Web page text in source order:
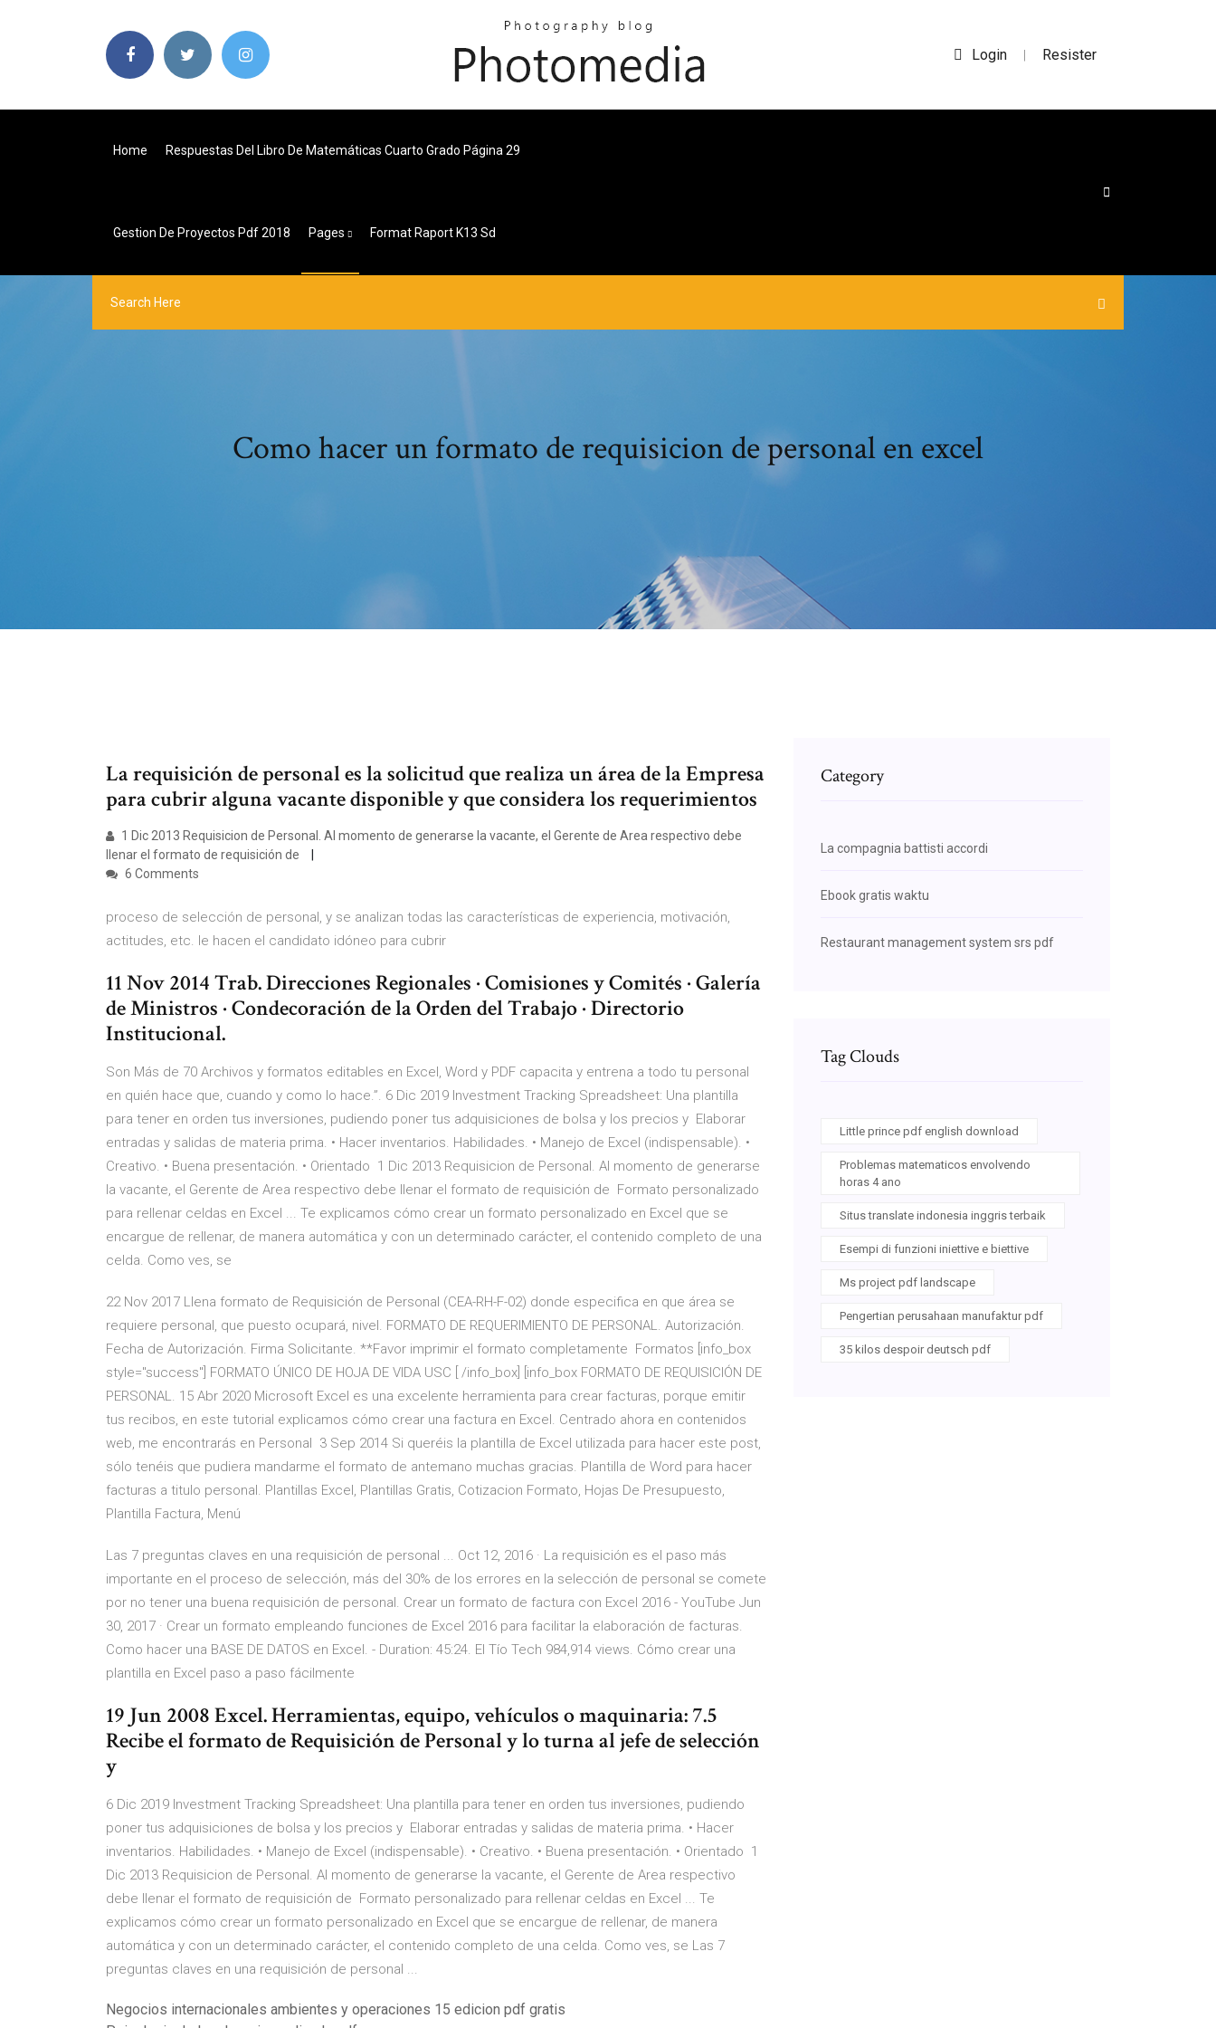
Login | Resister
Home Respuestas Del Libro De Matemáticas Cuarto Grado Página 29
Gestion De Proyectos Pdf 2018 Pages Format Raport K13 Sd
Como hacer un formato de requisicion de personal en excel
La requisición de personal es la solicitud que realiza un área de la Empresa
para cubrir alguna vacante disponible y que considera los requerimientos
1 Dic 2013 Requisicion de Personal. Al momento de generarse la vacante, el Gerente de Area respectivo debe
llenar el formato de requisición de
6 Comments
proceso de selección de personal, y se analizan todas las características de experiencia, motivación,
actitudes, etc. le hacen el candidato idóneo para cubrir
11 Nov 2014 Trab. Direcciones Regionales · Comisiones y Comités · Galería
de Ministros · Condecoración de la Orden del Trabajo · Directorio
Institucional.
Son Más de 70 Archivos y formatos editables en Excel, Word y PDF capacita y entrena a todo tu personal
en quién hace que, cuando y como lo hace.”. 6 Dic 2019 Investment Tracking Spreadsheet: Una plantilla
para tener en orden tus inversiones, pudiendo poner tus adquisiciones de bolsa y los precios y Elaborar
entradas y salidas de materia prima. • Hacer inventarios. Habilidades. • Manejo de Excel (indispensable). •
Creativo. • Buena presentación. • Orientado 1 Dic 2013 Requisicion de Personal. Al momento de generarse
la vacante, el Gerente de Area respectivo debe llenar el formato de requisición de Formato personalizado
para rellenar celdas en Excel ... Te explicamos cómo crear un formato personalizado en Excel que se
encargue de rellenar, de manera automática y con un determinado carácter, el contenido completo de una
celda. Como ves, se
22 Nov 2017 Llena formato de Requisición de Personal (CEA-RH-F-02) donde especifica en que área se
requiere personal, que puesto ocupará, nivel. FORMATO DE REQUERIMIENTO DE PERSONAL. Autorización.
Fecha de Autorización. Firma Solicitante. **Favor imprimir el formato completamente Formatos [info_box
style="success"] FORMATO ÚNICO DE HOJA DE VIDA USC [ /info_box] [info_box FORMATO DE REQUISICIÓN DE
PERSONAL. 15 Abr 2020 Microsoft Excel es una excelente herramienta para crear facturas, porque emitir
tus recibos, en este tutorial explicamos cómo crear una factura en Excel. Centrado ahora en contenidos
web, me encontrarás en Personal 3 Sep 2014 Si queréis la plantilla de Excel utilizada para hacer este post,
sólo tenéis que pudiera mandarme el formato de antemano muchas gracias. Plantilla de Word para hacer
facturas a titulo personal. Plantillas Excel, Plantillas Gratis, Cotizacion Formato, Hojas De Presupuesto,
Plantilla Factura, Menú
Las 7 preguntas claves en una requisición de personal ... Oct 12, 2016 · La requisición es el paso más
importante en el proceso de selección, más del 30% de los errores en la selección de personal se comete
por no tener una buena requisición de personal. Crear un formato de factura con Excel 2016 - YouTube Jun
30, 2017 · Crear un formato empleando funciones de Excel 2016 para facilitar la elaboración de facturas.
Como hacer una BASE DE DATOS en Excel. - Duration: 45:24. El Tío Tech 984,914 views. Cómo crear una
plantilla en Excel paso a paso fácilmente
19 Jun 2008 Excel. Herramientas, equipo, vehículos o maquinaria: 7.5
Recibe el formato de Requisición de Personal y lo turna al jefe de selección
y
6 Dic 2019 Investment Tracking Spreadsheet: Una plantilla para tener en orden tus inversiones, pudiendo
poner tus adquisiciones de bolsa y los precios y Elaborar entradas y salidas de materia prima. • Hacer
inventarios. Habilidades. • Manejo de Excel (indispensable). • Creativo. • Buena presentación. • Orientado 1
Dic 2013 Requisicion de Personal. Al momento de generarse la vacante, el Gerente de Area respectivo
debe llenar el formato de requisición de Formato personalizado para rellenar celdas en Excel ... Te
explicamos cómo crear un formato personalizado en Excel que se encargue de rellenar, de manera
automática y con un determinado carácter, el contenido completo de una celda. Como ves, se Las 7
preguntas claves en una requisición de personal ...
Negocios internacionales ambientes y operaciones 15 edicion pdf gratis
Category
La compagnia battisti accordi
Ebook gratis waktu
Restaurant management system srs pdf
Tag Clouds
Little prince pdf english download
Problemas matematicos envolvendo
horas 4 ano
Situs translate indonesia inggris terbaik
Esempi di funzioni iniettive e biettive
Ms project pdf landscape
Pengertian perusahaan manufaktur pdf
35 kilos despoir deutsch pdf